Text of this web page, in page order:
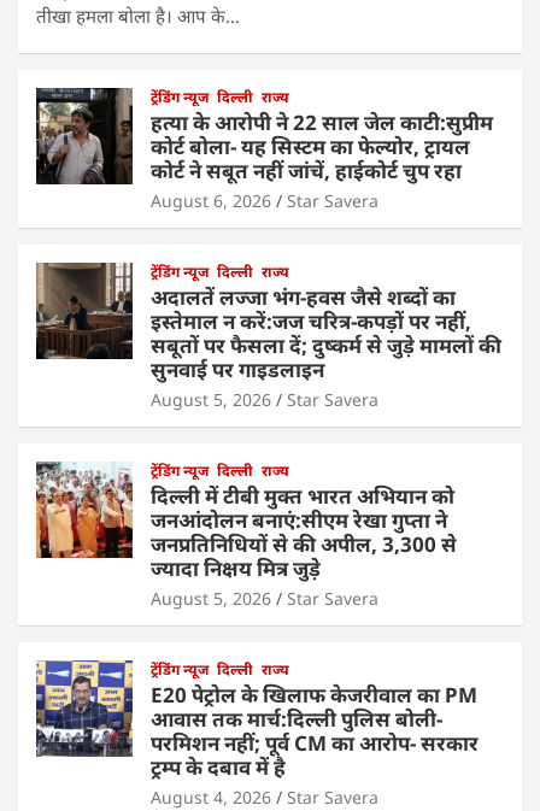
तीखा हमला बोला है। आप के…
ट्रेंडिंग न्यूज दिल्ली राज्य
हत्या के आरोपी ने 22 साल जेल काटी:सुप्रीम
कोर्ट बोला- यह सिस्टम का फेल्योर, ट्रायल
कोर्ट ने सबूत नहीं जांचें, हाईकोर्ट चुप रहा
August 6, 2026 Star Savera
ट्रेंडिंग न्यूज दिल्ली राज्य
अदालतें लज्जा भंग-हवस जैसे शब्दों का
इस्तेमाल न करें:जज चरित्र-कपड़ों पर नहीं,
सबूतों पर फैसला दें; दुष्कर्म से जुड़े मामलों की
सुनवाई पर गाइडलाइन
August 5, 2026 Star Savera
ट्रेंडिंग न्यूज दिल्ली राज्य
दिल्ली में टीबी मुक्त भारत अभियान को
जनआंदोलन बनाएं:सीएम रेखा गुप्ता ने
जनप्रतिनिधियों से की अपील, 3,300 से
ज्यादा निक्षय मित्र जुड़े
August 5, 2026 Star Savera
ट्रेंडिंग न्यूज दिल्ली राज्य
E20 पेट्रोल के खिलाफ केजरीवाल का PM
आवास तक मार्च:दिल्ली पुलिस बोली-
परमिशन नहीं; पूर्व CM का आरोप- सरकार
ट्रम्प के दबाव में है
August 4, 2026 Star Savera